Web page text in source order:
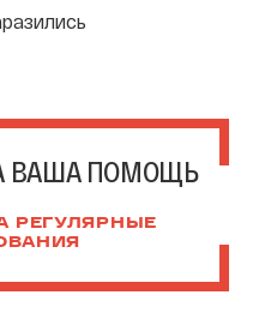
ВАША ПОМОЩЬ
РЕГУЛЯРНЫЕ